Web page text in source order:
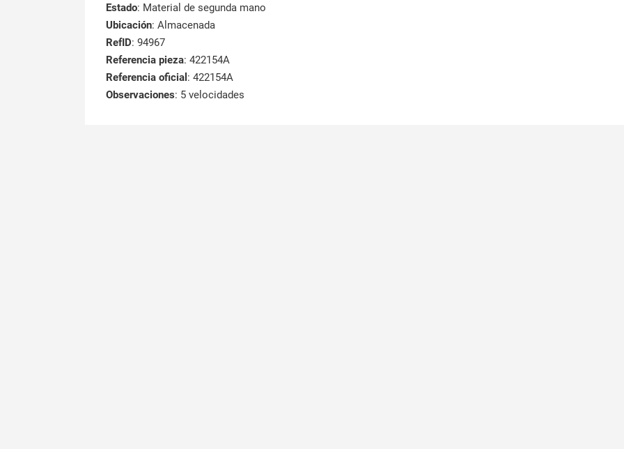
Estado: Material de segunda mano
Ubicación: Almacenada
RefID: 94967
Referencia pieza: 422154A
Referencia oficial : 422154A
Observaciones: 5 velocidades